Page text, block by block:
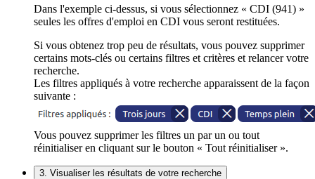
Dans l'exemple ci-dessus, si vous sélectionnez « CDI (941) »
seules les offres d'emploi en CDI vous seront restituées.
Si vous obtenez trop peu de résultats, vous pouvez supprimer
certains mots-clés ou certains filtres et critères et relancer votre
recherche.
Les filtres appliqués à votre recherche apparaissent de la façon
suivante :
Vous pouvez supprimer les filtres un par un ou tout
réinitialiser en cliquant sur le bouton « Tout réinitialiser ».
3. Visualiser les résultats de votre recherche